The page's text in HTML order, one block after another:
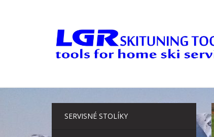
SERVISNÉ STOLÍKY